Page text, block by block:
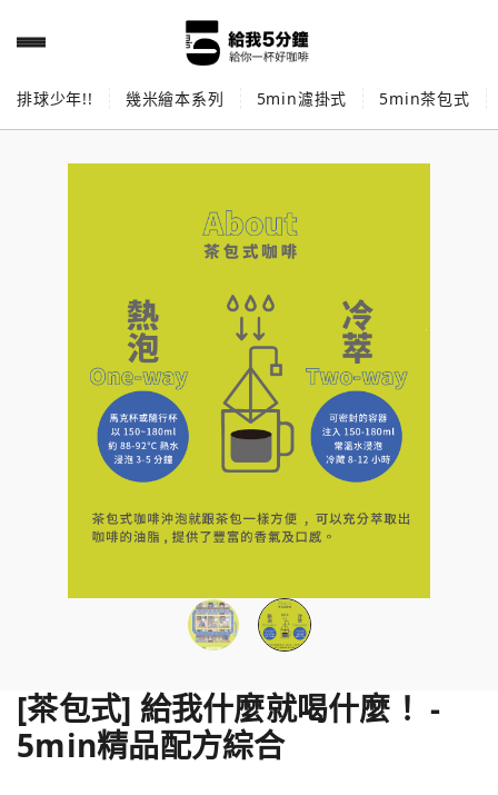
排球少年!! 幾米繪本系列 5min濾掛式 5min茶包式
[茶包式] 給我什麼就喝什麼！ -
5min精品配方綜合